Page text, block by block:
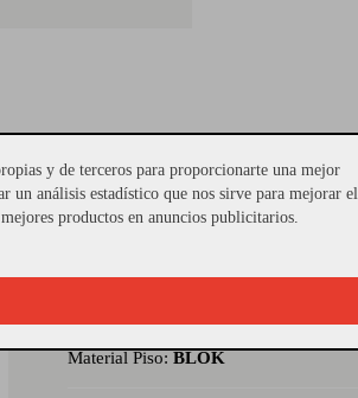
Material Piso: BLOK
y de terceros para proporcionarte una mejor
un análisis estadístico que nos sirve para mejorar el
productos en anuncios publicitarios.